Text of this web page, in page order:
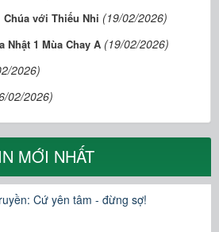
Chúa với Thiếu Nhi (19/02/2026)
Nhật 1 Mùa Chay A (19/02/2026)
2026)
02/2026)
MỚI NHẤT
Cứ yên tâm - đừng sợ!